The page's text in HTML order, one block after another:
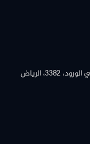
٦٦٤١ المهندس مساعد العنقري، حي الورود، ٣٣٨٢، الرياض